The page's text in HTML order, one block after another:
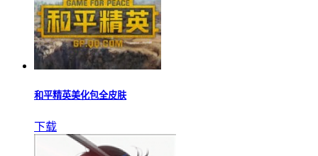
和平精英美化包全皮肤
下载